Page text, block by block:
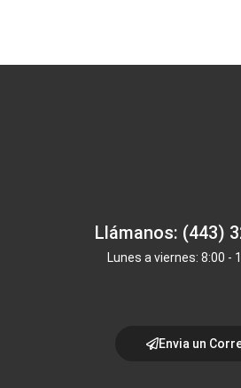
Llámanos: (443)
Lunes a viernes: 8:00 -
Envia un